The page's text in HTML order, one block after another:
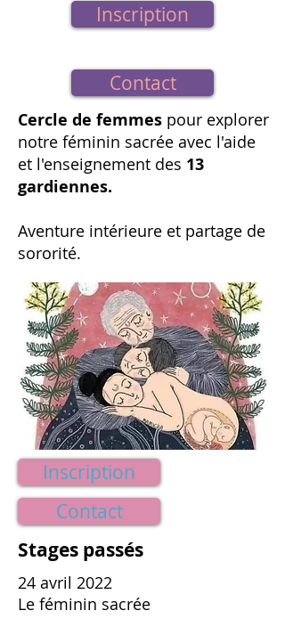
Inscription
Contact
Cercle de femmes pour explorer
notre féminin sacrée avec l'aide
et l'enseignement des 13
gardiennes.
Aventure intérieure et partage de
sororité.
Inscription
Contact
Stages passés
24 avril 2022
Le féminin sacrée